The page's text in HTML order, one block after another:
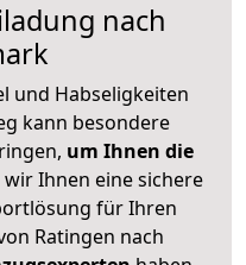
nach
und Habseligkeiten
kann besondere
um Ihnen die
wir Ihnen eine sichere
für Ihren
Ratingen nach